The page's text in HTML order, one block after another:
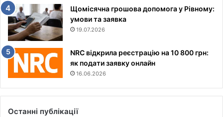
Щомісячна грошова допомога у Рівному:
умови та заявка
19.07.2026
NRC відкрила реєстрацію на 10 800 грн:
як подати заявку онлайн
16.06.2026
Останні публікації